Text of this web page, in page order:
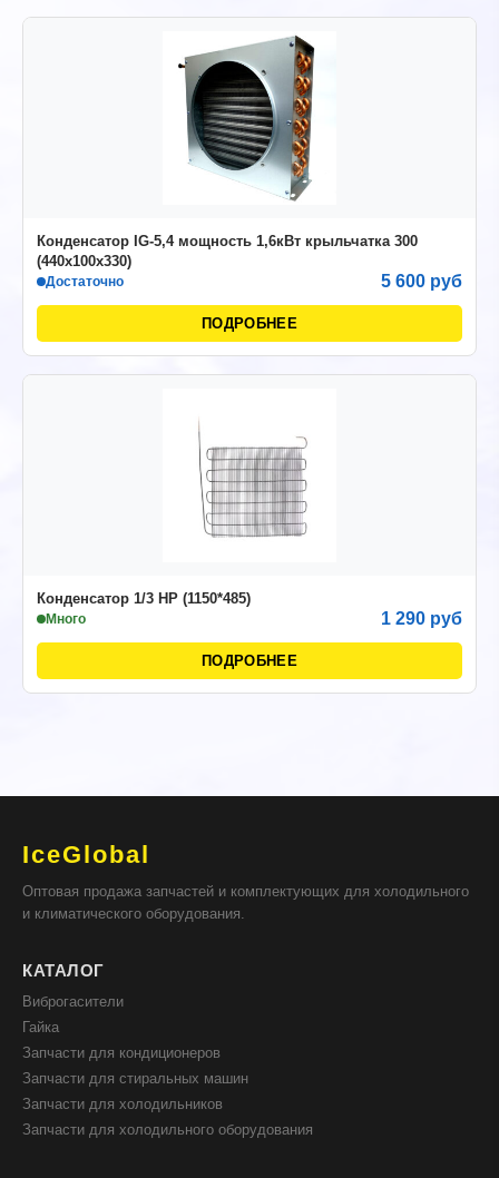
Конденсатор IG-5,4 мощность 1,6кВт крыльчатка 300
(440х100х330)
Достаточно 5 600 руб
ПОДРОБНЕЕ
Конденсатор 1/3 НР (1150*485)
Много 1 290 руб
ПОДРОБНЕЕ
IceGlobal
Оптовая продажа запчастей и комплектующих для холодильного
и климатического оборудования.
КАТАЛОГ
Виброгасители
Гайка
Запчасти для кондиционеров
Запчасти для стиральных машин
Запчасти для холодильников
Запчасти для холодильного оборудования